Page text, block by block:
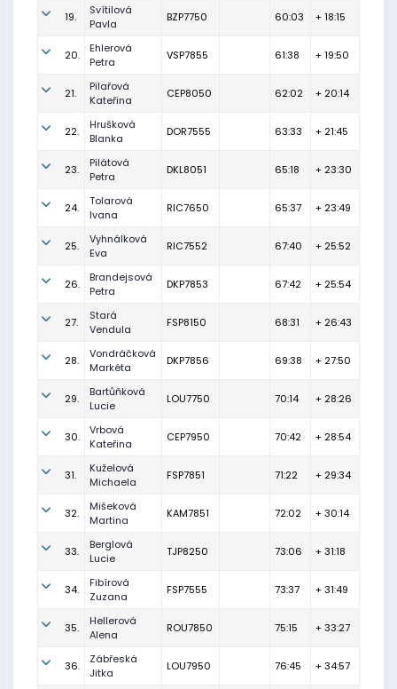
19.
Svítilová
Pavla
BZP7750 60:03 + 18:15
20.
Ehlerová
Petra
VSP7855 61:38 + 19:50
21.
Pilařová
Kateřina
CEP8050 62:02 + 20:14
22.
Hrušková
Blanka
DOR7555 63:33 + 21:45
23.
Pilátová
Petra
DKL8051 65:18 + 23:30
24.
Tolarová
Ivana
RIC7650 65:37 + 23:49
25.
Vyhnálková
Eva
RIC7552 67:40 + 25:52
26.
Brandejsová
Petra
DKP7853 67:42 + 25:54
27.
Stará
Vendula
FSP8150 68:31 + 26:43
28.
Vondráčková
Markéta
DKP7856 69:38 + 27:50
29.
Bartůňková
Lucie
LOU7750 70:14 + 28:26
30.
Vrbová
Kateřina
CEP7950 70:42 + 28:54
31.
Kuželová
Michaela
FSP7851 71:22 + 29:34
32.
Mišeková
Martina
KAM7851 72:02 + 30:14
33.
Berglová
Lucie
TJP8250 73:06 + 31:18
34.
Fibírová
Zuzana
FSP7555 73:37 + 31:49
35.
Hellerová
Alena
ROU7850 75:15 + 33:27
36.
Zábřeská
Jitka
LOU7950 76:45 + 34:57